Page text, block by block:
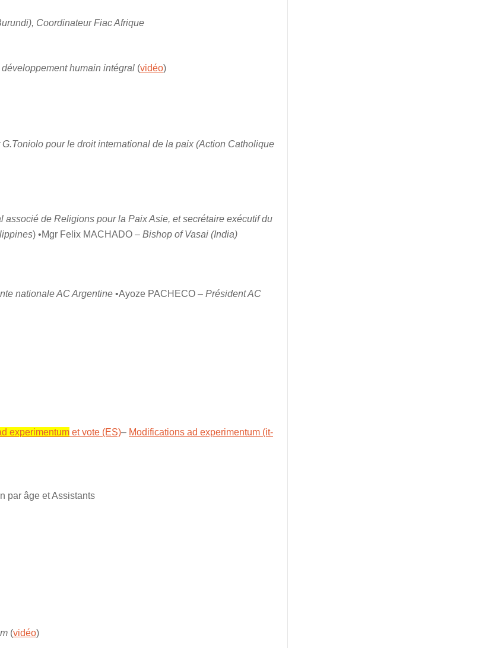
Coordinateur Fiac Afrique
humain intégral (vidéo)
pour le droit international de la paix (Action Catholique
associé de Religions pour la Paix Asie, et secrétaire exécutif du
) •Mgr Felix MACHADO – Bishop of Vasai (India)
nationale AC Argentine •Ayoze PACHECO – Président AC
experimentum et vote (ES)– Modifications ad experimentum (it-
par âge et Assistants
(vidéo)